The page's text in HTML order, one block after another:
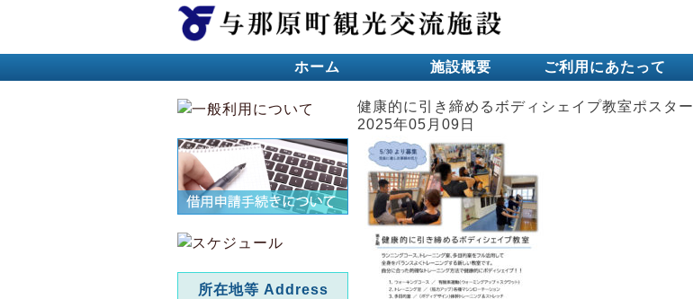
ホーム 施設概要 ご利用にあたって
健康的に引き締めるボディシェイプ教室ポスター
2025年05月09日
所在地等 Address